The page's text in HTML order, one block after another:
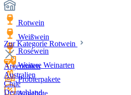
Rotwein
Weißwein
Roséwein
Weitere Weinarten
Probierpakete
Angebote
Zur Kategorie Rotwein
Argentinien
Australien
Chile
Deutschland